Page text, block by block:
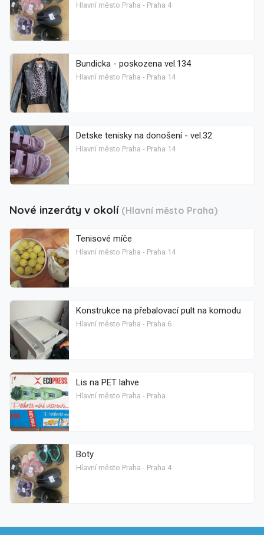
Hlavní město Praha - Praha 4
Bundicka - poskozena vel.134
Hlavní město Praha - Praha 14
Detske tenisky na donošení - vel.32
Hlavní město Praha - Praha 14
Nové inzeráty v okolí (Hlavní město Praha)
Tenisové míče
Hlavní město Praha - Praha 14
Konstrukce na přebalovací pult na komodu
Hlavní město Praha - Praha 6
Lis na PET lahve
Hlavní město Praha - Praha
Boty
Hlavní město Praha - Praha 4